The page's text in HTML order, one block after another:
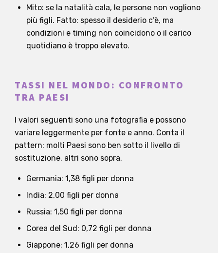
Mito: se la natalità cala, le persone non vogliono
più figli. Fatto: spesso il desiderio c’è, ma
condizioni e timing non coincidono o il carico
quotidiano è troppo elevato.
TASSI NEL MONDO: CONFRONTO
TRA PAESI
I valori seguenti sono una fotografia e possono
variare leggermente per fonte e anno. Conta il
pattern: molti Paesi sono ben sotto il livello di
sostituzione, altri sono sopra.
Germania: 1,38 figli per donna
India: 2,00 figli per donna
Russia: 1,50 figli per donna
Corea del Sud: 0,72 figli per donna
Giappone: 1,26 figli per donna